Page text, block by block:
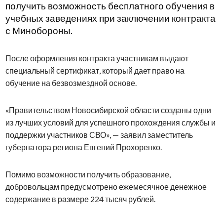
получить возможность бесплатного обучения в
учебных заведениях при заключении контракта
с Минобороны.
После оформления контракта участникам выдают
специальный сертификат, который дает право на
обучение на безвозмездной основе.
«Правительством Новосибирской области созданы одни
из лучших условий для успешного прохождения службы и
поддержки участников СВО», — заявил заместитель
губернатора региона Евгений Прохоренко.
Помимо возможности получить образование,
добровольцам предусмотрено ежемесячное денежное
содержание в размере 224 тысяч рублей.